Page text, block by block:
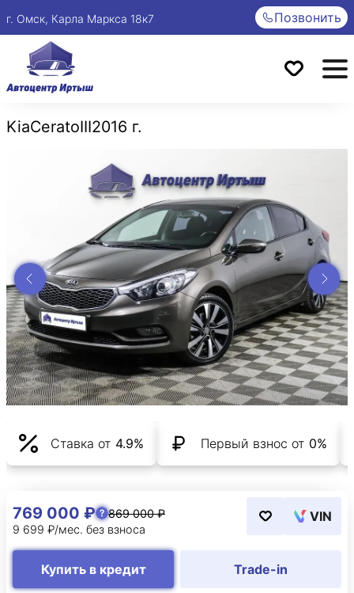
г. Омск, Карла Маркса 18к7 Позвонить
KiaCeratoIII2016 г.
Ставка от 4.9% Первый взнос от 0%
769 000 ₽
869 000 ₽
9 699 ₽/мес. без взноса
VIN
Купить в кредит Trade-in